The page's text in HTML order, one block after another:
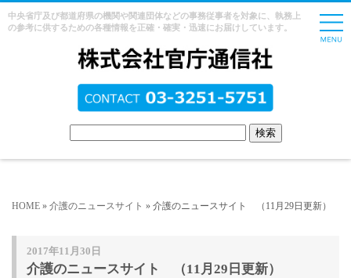
中央省庁及び都道府県の機関や関連団体などの事務従事者を対象に、執務上
の参考に供するための各種情報を正確・確実・迅速にお届けしています。
HOME » 介護のニュースサイト » 介護のニュースサイト （11月29日更新）
2017年11月30日
介護のニュースサイト （11月29日更新）